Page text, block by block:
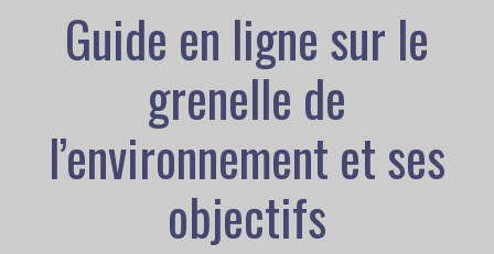
Guide en ligne sur le
grenelle de
l’environnement et ses
objectifs